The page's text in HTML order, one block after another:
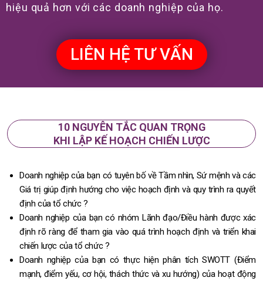
hiệu quả hơn với các doanh nghiệp của họ.
LIÊN HỆ TƯ VẤN
10 NGUYÊN TẮC QUAN TRỌNG
KHI LẬP KẾ HOẠCH CHIẾN LƯỢC
Doanh nghiệp của bạn có tuyên bố về Tầm nhìn, Sứ mệnh và các
Giá trị giúp định hướng cho việc hoạch định và quy trình ra quyết
định của tổ chức ?
Doanh nghiệp của bạn có nhóm Lãnh đạo/Điều hành được xác
định rõ ràng để tham gia vào quá trình hoạch định và triển khai
chiến lược của tổ chức ?
Doanh nghiệp của bạn có thực hiện phân tích SWOTT (Điểm
mạnh, điểm yếu, cơ hội, thách thức và xu hướng) của hoạt động